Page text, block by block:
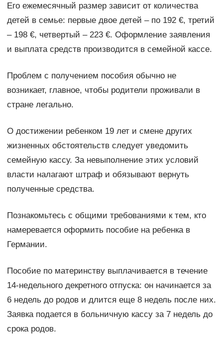
Его ежемесячный размер зависит от количества
детей в семье: первые двое детей – по 192 €, третий
– 198 €, четвертый – 223 €. Оформление заявления
и выплата средств производится в семейной кассе.
Проблем с получением пособия обычно не
возникает, главное, чтобы родители проживали в
стране легально.
О достижении ребенком 19 лет и смене других
жизненных обстоятельств следует уведомить
семейную кассу. За невыполнение этих условий
власти налагают штраф и обязывают вернуть
полученные средства.
Познакомьтесь с общими требованиями к тем, кто
намеревается оформить пособие на ребенка в
Германии.
Пособие по материнству выплачивается в течение
14-недельного декретного отпуска: он начинается за
6 недель до родов и длится еще 8 недель после них.
Заявка подается в больничную кассу за 7 недель до
срока родов.